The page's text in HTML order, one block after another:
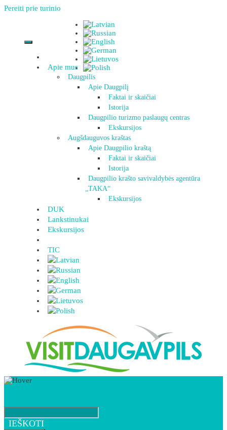
Pereiti prie turinio
Apie mus
Daugpilis
Apie Daugpilį
Faktai ir skaičiai
Istorija
Daugpilio turizmo paslaugų centras
Ekskursijos
Augšdauguvos kraštas
Apie Daugpilio kraštą
Faktai ir skaičiai
Istorija
Daugpilio krašto savivaldybės agentūra
„TAKA“
Ekskursijos
DUK
Lankstinukai
Ekskursijos
TIC
IEŠKOTI